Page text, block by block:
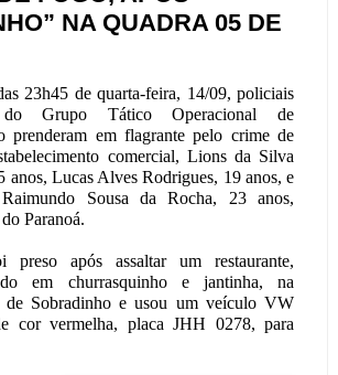
NA QUADRA 05 DE
23h45 de quarta-feira, 14/09, policiais
do Grupo Tático Operacional de
prenderam em flagrante pelo crime de
comercial, Lions da Silva
anos, Lucas Alves Rodrigues, 19 anos, e
Sousa da Rocha, 23 anos,
Paranoá.
após assaltar um restaurante,
em churrasquinho e jantinha, na
de Sobradinho e usou um veículo VW
cor vermelha, placa JHH 0278, para